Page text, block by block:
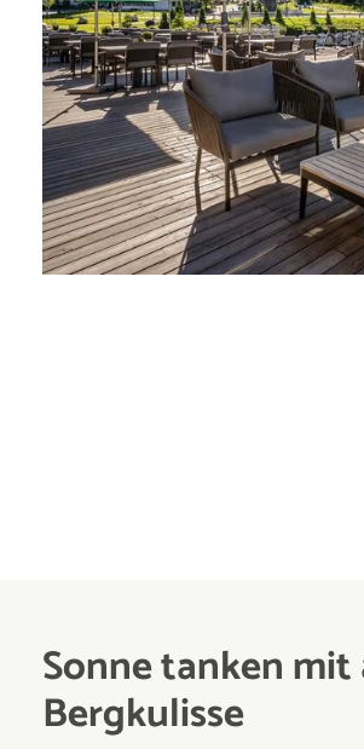
Sonne tanken
Bergkulisse